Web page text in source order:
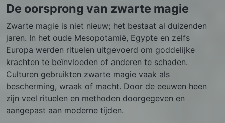
De oorsprong van zwarte magie
Zwarte magie is niet nieuw; het bestaat al duizenden
jaren. In het oude Mesopotamië, Egypte en zelfs
Europa werden rituelen uitgevoerd om goddelijke
krachten te beïnvloeden of anderen te schaden.
Culturen gebruikten zwarte magie vaak als
bescherming, wraak of macht. Door de eeuwen heen
zijn veel rituelen en methoden doorgegeven en
aangepast aan moderne tijden.